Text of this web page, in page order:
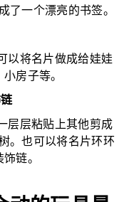
一个漂亮的书签。
以将名片做成给娃娃
房子等。
层层粘贴上其他剪成
。也可以将名片环环
链。